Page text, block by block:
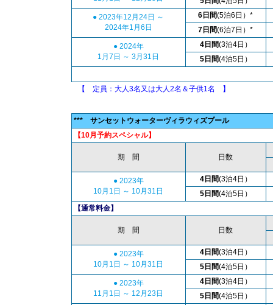
● 2023年12月24日 ～
2024年1月6日
6日間(5泊6日）*
7日間(6泊7日）*
● 2024年
1月7日 ～ 3月31日
4日間(3泊4日）
5日間(4泊5日）
【 定員：大人3名又は大人2名＆子供1名 】
*** サンセットウォーターヴィラウィズプール
【10月予約スペシャル】
期 間 日数
● 2023年
10月1日 ～ 10月31日
4日間(3泊4日）
5日間(4泊5日）
【通常料金】
期 間 日数
● 2023年
10月1日 ～ 10月31日
4日間(3泊4日）
5日間(4泊5日）
● 2023年
11月1日 ～ 12月23日
4日間(3泊4日）
5日間(4泊5日）